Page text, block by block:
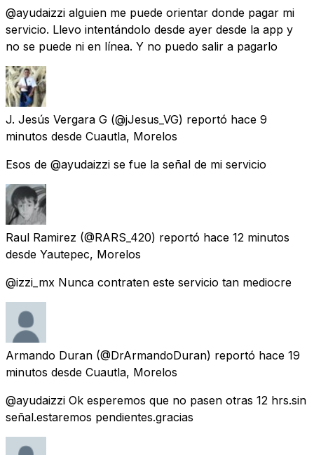
@ayudaizzi alguien me puede orientar donde pagar mi
servicio. Llevo intentándolo desde ayer desde la app y
no se puede ni en línea. Y no puedo salir a pagarlo
J. Jesús Vergara G (@jJesus_VG) reportó hace 9
minutos desde Cuautla, Morelos
Esos de @ayudaizzi se fue la señal de mi servicio
Raul Ramirez (@RARS_420) reportó hace 12 minutos
desde Yautepec, Morelos
@izzi_mx Nunca contraten este servicio tan mediocre
Armando Duran (@DrArmandoDuran) reportó hace 19
minutos desde Cuautla, Morelos
@ayudaizzi Ok esperemos que no pasen otras 12 hrs.sin
señal.estaremos pendientes.gracias